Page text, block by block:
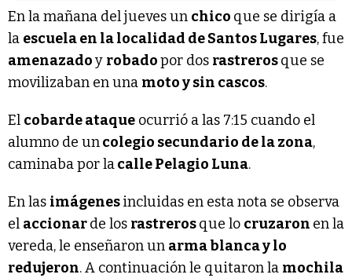
En la mañana del jueves un chico que se dirigía a
la escuela en la localidad de Santos Lugares, fue
amenazadoy robadopor dos rastrerosque se
movilizaban en una moto y sin cascos.
El cobarde ataque ocurrió a las 7:15 cuando el
alumno de uncolegio secundario de la zona,
caminaba por lacalle Pelagio Luna.
En las imágenesincluidas en esta nota se observa
el accionarde los rastrerosque lo cruzaron en la
vereda, le enseñaron un arma blanca y lo
redujeron. A continuación le quitaron la mochila